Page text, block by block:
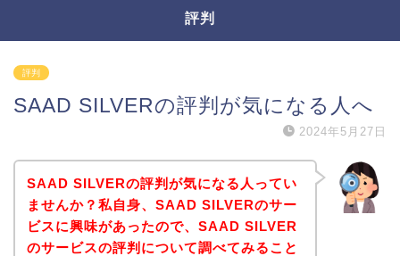
評判
評判
SAAD SILVERの評判が気になる人へ
2024年5月27日
SAAD SILVERの評判が気になる人ってい
ませんか？私自身、SAAD SILVERのサー
ビスに興味があったので、SAAD SILVER
のサービスの評判について調べてみること